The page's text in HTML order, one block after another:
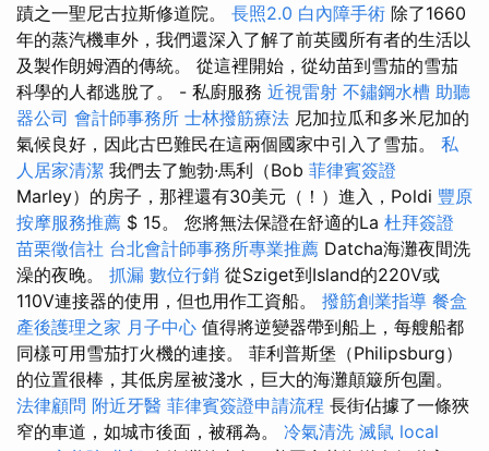
蹟之一聖尼古拉斯修道院。 長照2.0 白內障手術 除了1660
年的蒸汽機車外，我們還深入了解了前英國所有者的生活以
及製作朗姆酒的傳統。 從這裡開始，從幼苗到雪茄的雪茄
科學的人都逃脫了。 - 私廚服務 近視雷射 不鏽鋼水槽 助聽
器公司 會計師事務所 士林撥筋療法 尼加拉瓜和多米尼加的
氣候良好，因此古巴難民在這兩個國家中引入了雪茄。 私
人居家清潔 我們去了鮑勃·馬利（Bob 菲律賓簽證
Marley）的房子，那裡還有30美元（！）進入，Poldi 豐原
按摩服務推薦 $ 15。 您將無法保證在舒適的La 杜拜簽證
苗栗徵信社 台北會計師事務所專業推薦 Datcha海灘夜間洗
澡的夜晚。 抓漏 數位行銷 從Sziget到Island的220V或
110V連接器的使用，但也用作工資船。 撥筋創業指導 餐盒
產後護理之家 月子中心 值得將逆變器帶到船上，每艘船都
同樣可用雪茄打火機的連接。 菲利普斯堡（Philipsburg）
的位置很棒，其低房屋被淺水，巨大的海灘顛簸所包圍。
法律顧問 附近牙醫 菲律賓簽證申請流程 長街佔據了一條狹
窄的車道，如城市後面，被稱為。 冷氣清洗 滅鼠 local